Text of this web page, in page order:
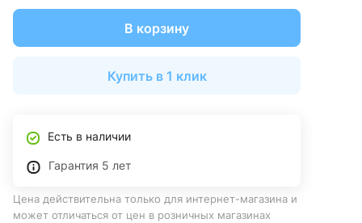
В корзину
Купить в 1 клик
Есть в наличии
Гарантия 5 лет
Цена действительна только для интернет-магазина и
может отличаться от цен в розничных магазинах